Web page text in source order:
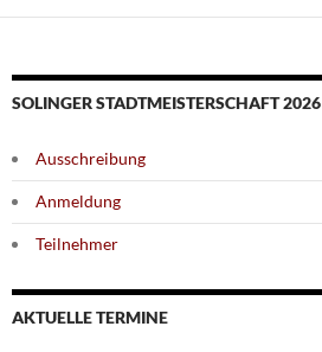
SOLINGER STADTMEISTERSCHAFT 2026
Ausschreibung
Anmeldung
Teilnehmer
AKTUELLE TERMINE